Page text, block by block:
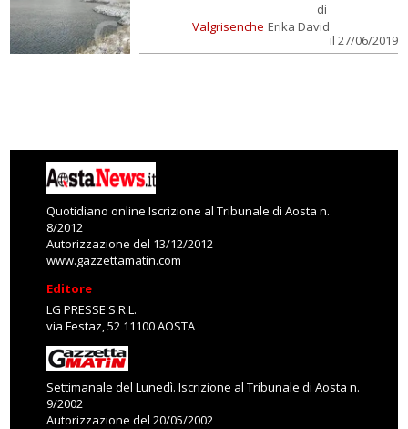
Valgrisenche
di
Erika David
il 27/06/2019
Quotidiano online Iscrizione al Tribunale di Aosta n.
8/2012
Autorizzazione del 13/12/2012
www.gazzettamatin.com
Editore
LG PRESSE S.R.L.
via Festaz, 52 11100 AOSTA
Settimanale del Lunedì. Iscrizione al Tribunale di Aosta n.
9/2002
Autorizzazione del 20/05/2002